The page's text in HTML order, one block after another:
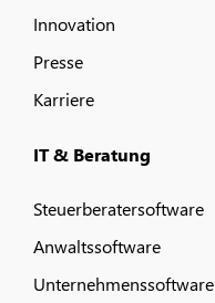
Innovation
Presse
Karriere
IT & Beratung
Steuerberatersoftware
Anwaltssoftware
Unternehmenssoftware